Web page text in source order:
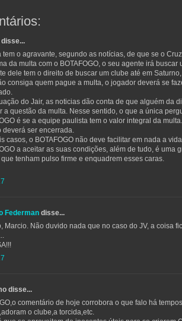
tem o agravante, segundo as notícias, de que se o
da multa com o BOTAFOGO, o seu agente irá buscar
dele tem o direito de buscar um clube até em
consiga quem pague a multa, o jogador deverá se
do Jair, as noticias dão conta de que alguém da
a questão da multa. Nesse sentido, o que a única
é se a equipe paulista tem o valor integral da
deverá ser encerrada.
casos, o BOTAFOGO não deve facilitar em nada a
a aceitar as suas condições, além de tudo, é uma
que tenham pulso firme e enquadrem esses caras.
Federman disse...
Marcio. Não duvido nada que no caso do JV, a coisa
disse...
comentário de hoje corrobora o que falo há
o clube,a torcida,etc.